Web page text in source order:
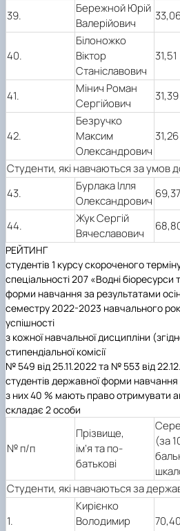
39.
Бережной Юрій
Валерійович
40.
Білоножко
Віктор
Станіславович
31,51
41.
Мінич Роман
Сергійович
31,39
42.
Безручко
Максим
Олександрович
31,26
Студенти, які навчаються за умов
43.
Бурлака Ілля
Олександрович
69,37
44.
Жук Сергій
Вячеславович
РЕЙТИНГ
студентів 1 курсу скороченого
спеціальності 207 «Водні біоресурси
форми навчання за результатами
семестру 2022-2023 навчального
успішності
з кожної навчальної дисципліни
стипендіальної комісії
№ 549 від 25.11.2022 та № 553 від
студентів державної форми навчання
з них 40 % мають право отримувати
складає 2 особи
№ п/п
Прізвище,
ім’я та по-
батькові
(за
Студенти, які навчаються за
1.
Кирієнко
Володимир
70,40